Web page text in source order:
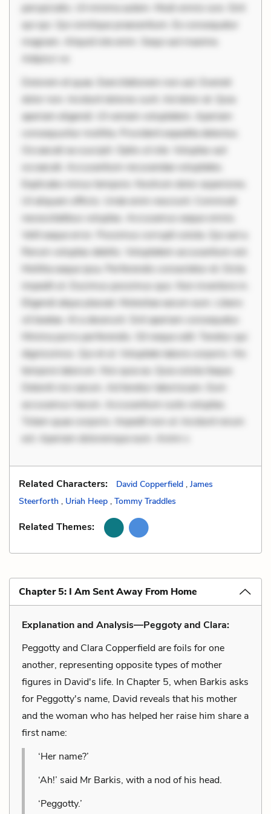
perspiciatis. Ut minima autem. Modi omnis iure. Sint
qui qui. Qui similique praesentium. Ex consequatur
magnam. Aliquid iste enim. Sequi aut maxime.
Adipisci vo
Dolorem et quae. Exercitationem non aut. Eveniet
dolor non. Incidunt dolores sunt. Ad dolor at. Quia
aperiam eligendi. Ut veniam voluptatem. Aperiam
consequuntur mollitia. Provident expedita delectus.
Occaecati ea suscipit. Optio ut iste. Voluptas aut
occaecati. Accusantium recusandae voluptates.
Explicabo minus tempore. Nostrum dolor asperiores.
Ut aliquam officiis. Unde enim nesciunt. Commodi
necessitatibus voluptas. Accusamus eaque omnis.
Velit eaque error. Possimus corrupti soluta. Qui aut a.
Rerum voluptas debitis. Voluptatem accusantium est.
Mollitia eaque ipsa. Perferendis consectetur et. Dicta
impedit ut. Ducimus possimus quo. Non inventore in.
Eligendi atque placeat. Molestiae earum eum. Libero
sit beatae. At a deserunt. Sint aperiam consequatur.
Minima porro perferendis. Sit neque odit. Tenetur qui
dignissimos. Qui et ut. Voluptate labore corporis. Hic
tempore laborum. Nisi quia ea. Quia soluta itaque.
Deleniti nisi earum. Ad tenetur laboriosam. Eum
accusamus harum. Accusantium iusto voluptas.
Totam quae corporis. Impedit non ut. Incidunt rerum
est. Aperiam doloremque eum. Animi s
Related Characters: David Copperfield , James
Steerforth , Uriah Heep , Tommy Traddles
Related Themes:
Chapter 5: I Am Sent Away From Home
Explanation and Analysis—Peggoty and Clara:
Peggotty and Clara Copperfield are foils for one
another, representing opposite types of mother
figures in David's life. In Chapter 5, when Barkis asks
for Peggotty's name, David reveals that his mother
and the woman who has helped her raise him share a
first name:
‘Her name?’
‘Ah!’ said Mr Barkis, with a nod of his head.
‘Peggotty.’